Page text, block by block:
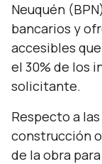
Neuquén
bancarios y
accesibles
el 30% de los
solicitante.
Respecto a
construcción
de la obra